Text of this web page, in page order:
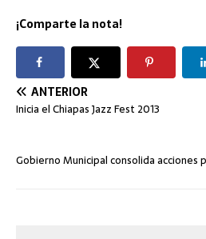
¡Comparte la nota!
ANTERIOR
Inicia el Chiapas Jazz Fest 2013
Gobierno Municipal consolida acciones